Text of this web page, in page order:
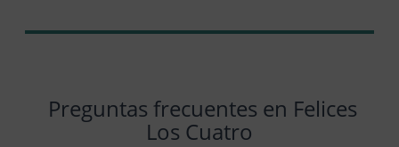
Preguntas frecuentes en Felices
Los Cuatro